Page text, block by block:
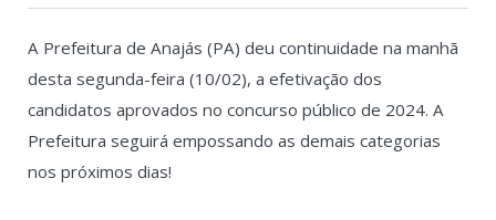
A Prefeitura de Anajás (PA) deu continuidade na manhã
desta segunda-feira (10/02), a efetivação dos
candidatos aprovados no concurso público de 2024. A
Prefeitura seguirá empossando as demais categorias
nos próximos dias!